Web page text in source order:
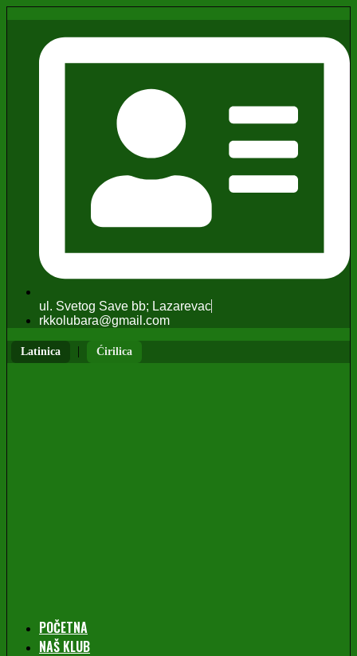
ul. Svetog Save bb; Lazarevac
rkkolubara@gmail.com
Latinica | Ćirilica
POČETNA
NAŠ KLUB